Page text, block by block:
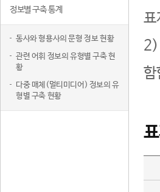
정보별 구축 통계
동사와 형용사의 문형 정보 현황
관련 어휘 정보의 유형별 구축 현
황
다중 매체(멀티미디어) 정보의 유
형별 구축 현황
표
2)
함